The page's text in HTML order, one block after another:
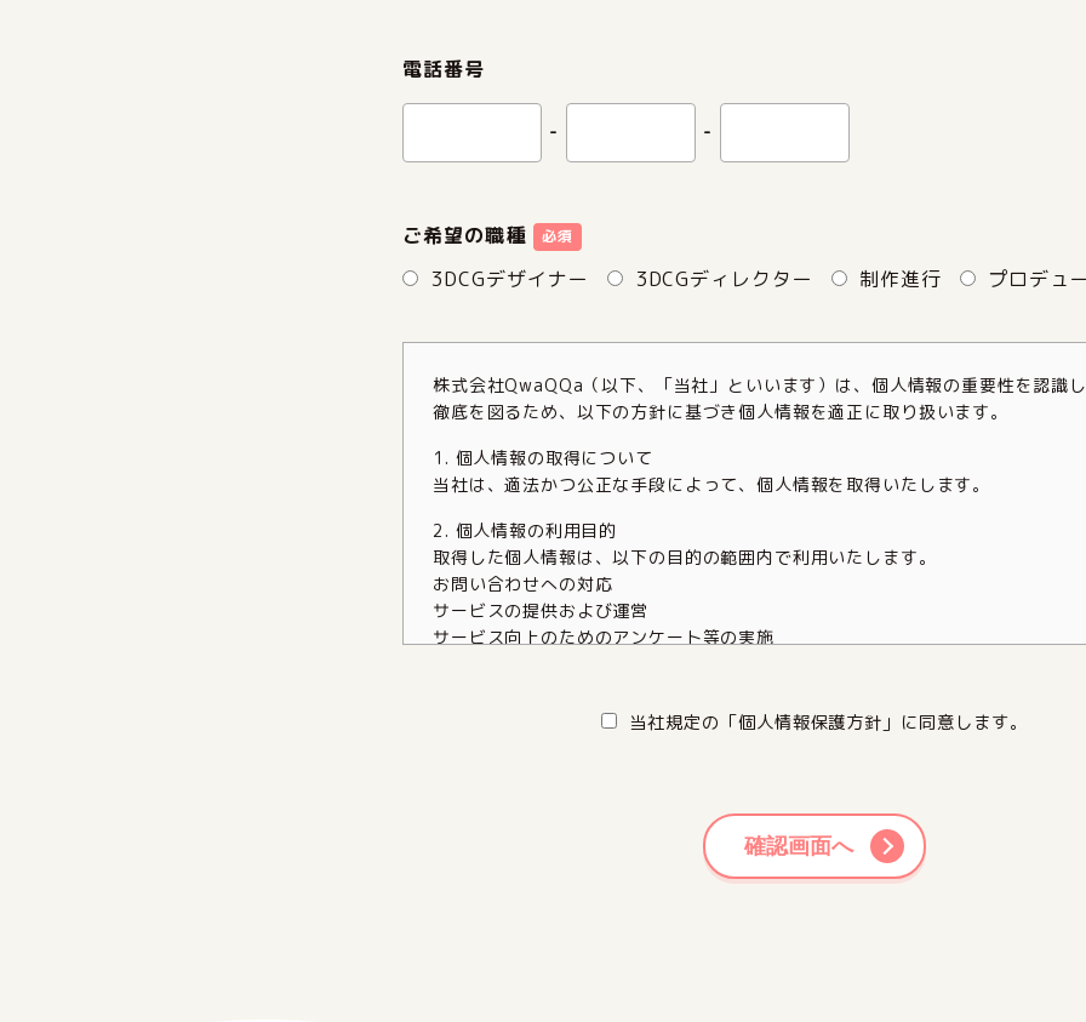
電話番号
- -
ご希望の職種 必須
3DCGデザイナー 3DCGディレクター 制作進行 プロデュ
株式会社QwaQQa（以下、「当社」といいます）は、個人情報の重要性を認識
徹底を図るため、以下の方針に基づき個人情報を適正に取り扱います。
1. 個人情報の取得について
当社は、適法かつ公正な手段によって、個人情報を取得いたします。
2. 個人情報の利用目的
取得した個人情報は、以下の目的の範囲内で利用いたします。
お問い合わせへの対応
サービスの提供および運営
サービス向上のためのアンケート等の実施
3. 個人情報の第三者提供について
当社は、個人情報への不正アクセス、紛失、破壊、改ざん、漏洩等を防止するた
当社規定の「個人情報保護方針」に同意します。
確認画面へ